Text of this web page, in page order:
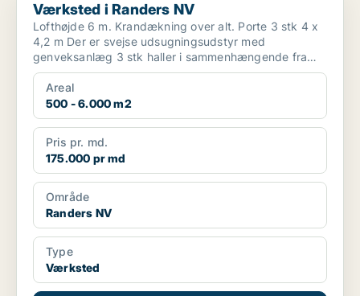
Værksted i Randers NV
Lofthøjde 6 m. Krandækning over alt. Porte 3 stk 4 x
4,2 m Der er svejse udsugningsudstyr med
genveksanlæg 3 stk haller i sammenhængende fra
1350 kvm...
Areal
500 - 6.000 m2
Pris pr. md.
175.000 pr md
Område
Randers NV
Type
Værksted